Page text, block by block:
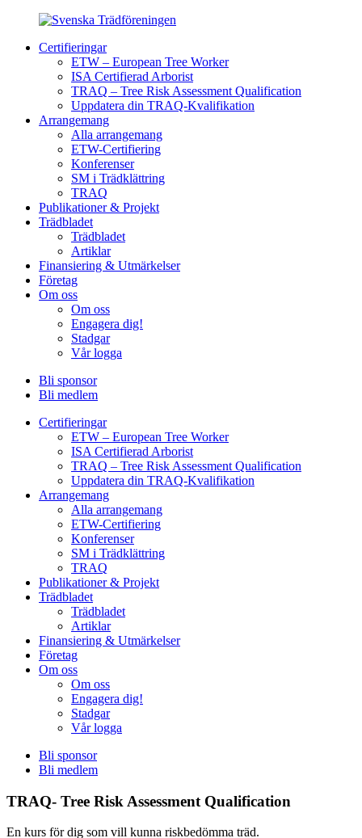
Certifieringar
ETW – European Tree Worker
ISA Certifierad Arborist
TRAQ – Tree Risk Assessment Qualification
Uppdatera din TRAQ-Kvalifikation
Arrangemang
Alla arrangemang
ETW-Certifiering
Konferenser
SM i Trädklättring
TRAQ
Publikationer & Projekt
Trädbladet
Trädbladet
Artiklar
Finansiering & Utmärkelser
Företag
Om oss
Om oss
Engagera dig!
Stadgar
Vår logga
Bli sponsor
Bli medlem
Certifieringar
ETW – European Tree Worker
ISA Certifierad Arborist
TRAQ – Tree Risk Assessment Qualification
Uppdatera din TRAQ-Kvalifikation
Arrangemang
Alla arrangemang
ETW-Certifiering
Konferenser
SM i Trädklättring
TRAQ
Publikationer & Projekt
Trädbladet
Trädbladet
Artiklar
Finansiering & Utmärkelser
Företag
Om oss
Om oss
Engagera dig!
Stadgar
Vår logga
Bli sponsor
Bli medlem
TRAQ- Tree Risk Assessment Qualification
En kurs för dig som vill kunna riskbedömma träd.